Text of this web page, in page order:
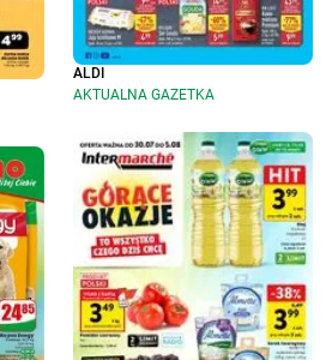
ALDI
AKTUALNA GAZETKA